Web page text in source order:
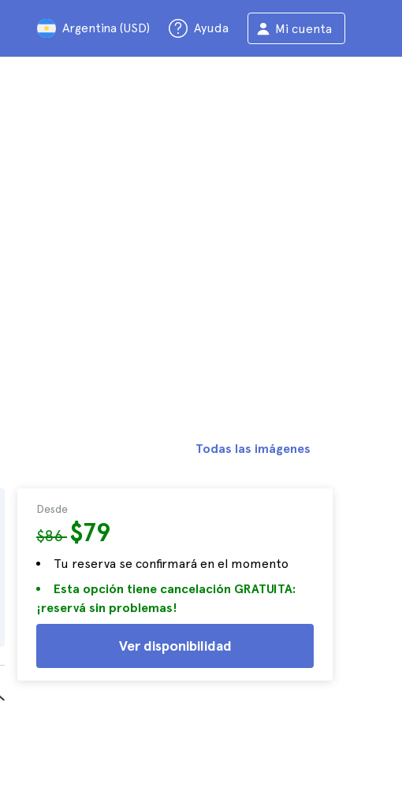
Argentina (USD) Ayuda Mi cuenta
Desde
$86$79
Tu reserva se confirmará en el momento
Esta opción tiene cancelación GRATUITA:
¡reservá sin problemas!
Ver disponibilidad
Todas las imágenes